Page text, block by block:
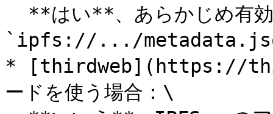
`ipfs://.../
* [thirdweb](https://
ードを使う場合：\